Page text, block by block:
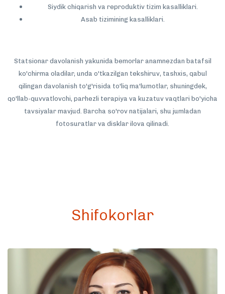
Siydik chiqarish va reproduktiv tizim kasalliklari.
Asab tizimining kasalliklari.
Statsionar davolanish yakunida bemorlar anamnezdan batafsil
ko'chirma oladilar, unda o'tkazilgan tekshiruv, tashxis, qabul
qilingan davolanish to'g'risida to'liq ma'lumotlar, shuningdek,
qo'llab-quvvatlovchi, parhezli terapiya va kuzatuv vaqtlari bo'yicha
tavsiyalar mavjud. Barcha so'rov natijalari, shu jumladan
fotosuratlar va disklar ilova qilinadi.
Shifokorlar